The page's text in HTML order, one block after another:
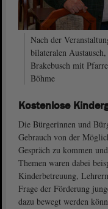
Nach der
bilateralen
Brakebusch mit
Böhme
Kostenlose
Die Bürgerinnen und
Gebrauch von der
Gespräch zu kommen
Themen waren dabei
Kinderbetreuung,
Frage der Förderung
dazu bewegt werden